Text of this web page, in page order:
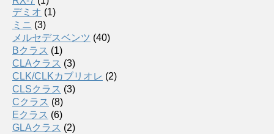
デミオ (1)
ミニ (3)
メルセデスベンツ (40)
Bクラス (1)
CLAクラス (3)
CLK/CLKカブリオレ (2)
CLSクラス (3)
Cクラス (8)
Eクラス (6)
GLAクラス (2)